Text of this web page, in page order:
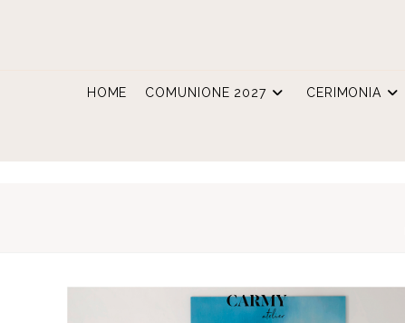
HOME COMUNIONE 2027 CERIMONIA